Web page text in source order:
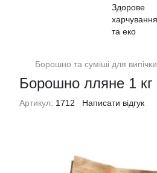
Борошно та суміші для випічки
Борошно лляне 1 кг
Артикул: 1712 Написати відгук